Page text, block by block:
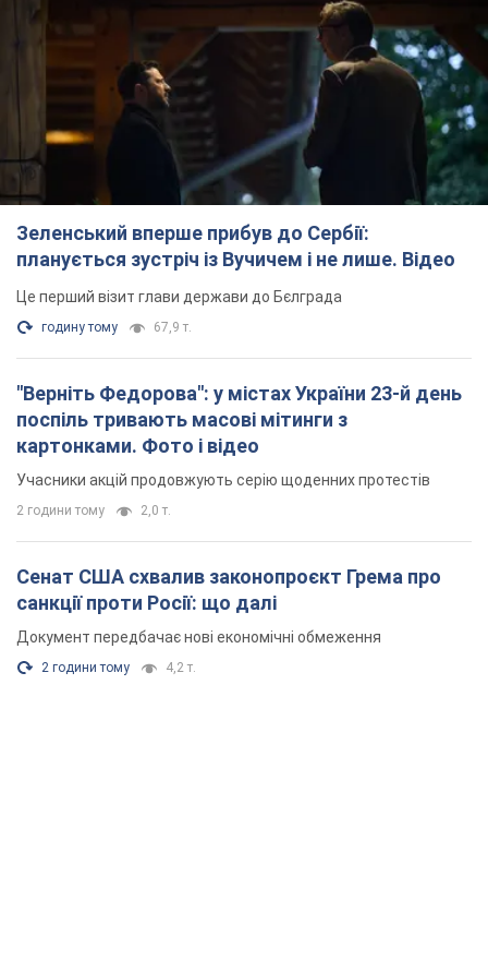
Зеленський вперше прибув до Сербії:
планується зустріч із Вучичем і не лише. Відео
Це перший візит глави держави до Бєлграда
годину тому 67,9 т.
"Верніть Федорова": у містах України 23-й день
поспіль тривають масові мітинги з
картонками. Фото і відео
Учасники акцій продовжують серію щоденних протестів
2 години тому 2,0 т.
Сенат США схвалив законопроєкт Грема про
санкції проти Росії: що далі
Документ передбачає нові економічні обмеження
2 години тому 4,2 т.